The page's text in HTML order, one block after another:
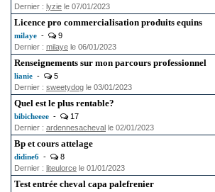
Dernier : lyzie le 07/01/2023
Licence pro commercialisation produits equins
milaye -
9
Dernier : milaye le 06/01/2023
Renseignements sur mon parcours professionnel
lianie -
5
Dernier : sweetydog le 03/01/2023
Quel est le plus rentable?
bibicheeee -
17
Dernier : ardennesacheval le 02/01/2023
Bp et cours attelage
didine6 -
8
Dernier : liteulorce le 01/01/2023
Test entrée cheval capa palefrenier